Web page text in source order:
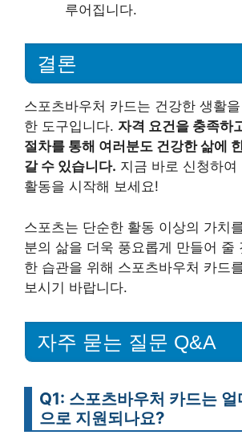
루어집니다.
결론
스포츠바우처 카드는 건강한 생활
한 도구입니다. 자격 요건을 충족하
절차를 통해 여러분도 건강한 삶에
갈 수 있습니다. 지금 바로 신청하여
활동을 시작해 보세요!
스포츠는 단순한 활동 이상의 가치
분의 삶을 더욱 풍요롭게 만들어 줄
한 습관을 위해 스포츠바우처 카드
보시기 바랍니다.
자주 묻는 질문 Q&A
Q1: 스포츠바우처 카드는 얼
으로 지원되나요?